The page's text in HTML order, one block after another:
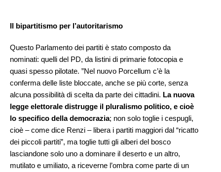
Il bipartitismo per l’autoritarismo
Questo Parlamento dei partiti è stato composto da
nominati: quelli del PD, da listini di primarie fotocopia e
quasi spesso pilotate. ”Nel nuovo Porcellum c’è la
conferma delle liste bloccate, anche se più corte, senza
alcuna possibilità di scelta da parte dei cittadini. La nuova
legge elettorale distrugge il pluralismo politico, e cioè
lo specifico della democrazia; non solo toglie i cespugli,
cioè – come dice Renzi – libera i partiti maggiori dal “ricatto
dei piccoli partiti”, ma toglie tutti gli alberi del bosco
lasciandone solo uno a dominare il deserto e un altro,
mutilato e umiliato, a riceverne l’ombra come parte di un